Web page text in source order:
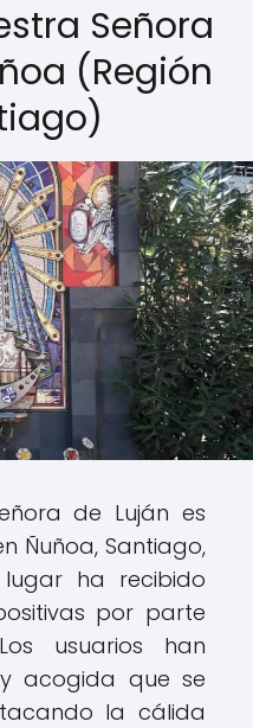
Señora
(Región
de Luján es
Ñuñoa, Santiago,
lugar ha recibido
por parte
usuarios han
acogida que se
la cálida